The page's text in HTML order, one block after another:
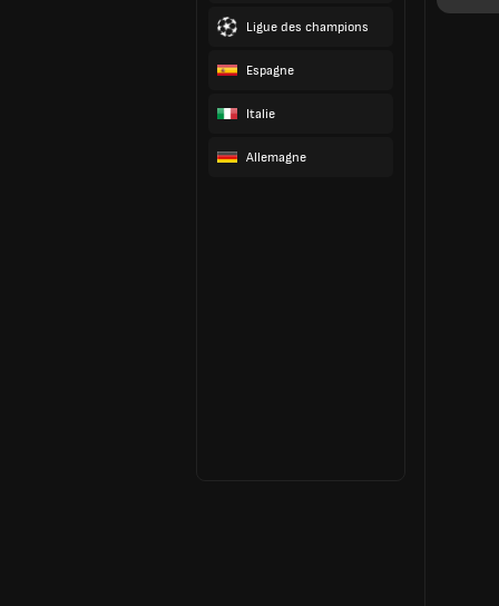
Ligue des champions
Espagne
Italie
Allemagne